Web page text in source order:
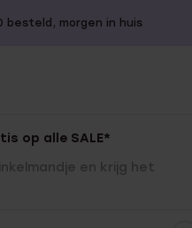
besteld, morgen in huis
op alle SALE*
en krijg het